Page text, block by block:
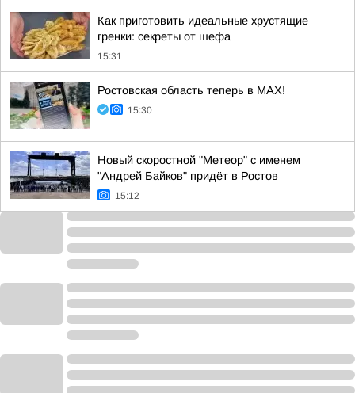
Как приготовить идеальные хрустящие
гренки: секреты от шефа
15:31
Ростовская область теперь в МАХ!
15:30
Новый скоростной "Метеор" с именем
"Андрей Байков" придёт в Ростов
15:12